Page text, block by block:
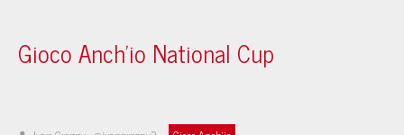
Gioco Anch’io National Cup